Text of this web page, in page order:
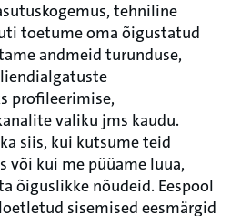
tehniline
toetume oma õigustatud
andmeid turunduse,
profileerimise,
valiku jms kaudu.
siis, kui kutsume teid
või kui me püüame luua,
õiguslikke nõudeid. Eespool
sisemised eesmärgid